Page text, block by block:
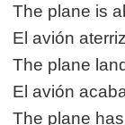
The plane is
El avión
The plane
El avión
The plane